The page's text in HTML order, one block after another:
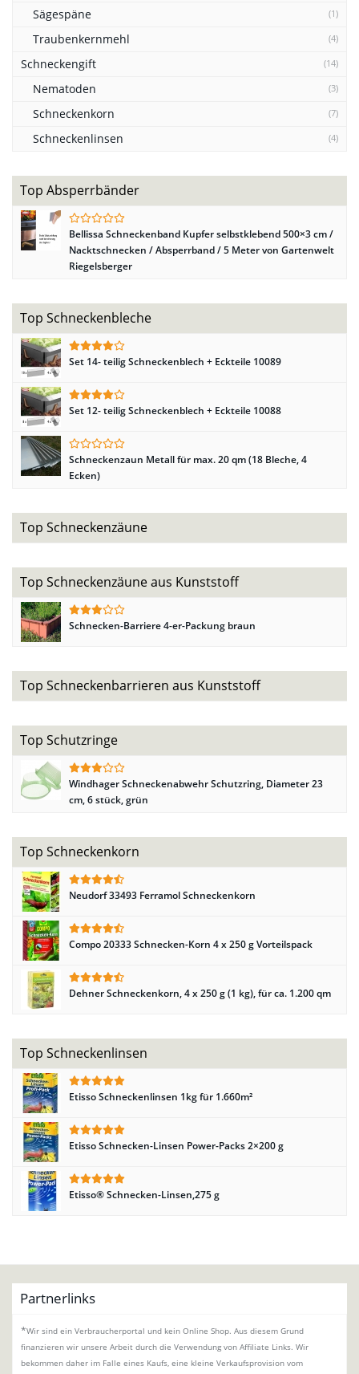
Sägespäne (1)
Traubenkernmehl (4)
Schneckengift (14)
Nematoden (3)
Schneckenkorn (7)
Schneckenlinsen (4)
Top Absperrbänder
Bellissa Schneckenband Kupfer selbstklebend 500×3 cm /
Nacktschnecken / Absperrband / 5 Meter von Gartenwelt
Riegelsberger
Top Schneckenbleche
Set 14- teilig Schneckenblech + Eckteile 10089
Set 12- teilig Schneckenblech + Eckteile 10088
Schneckenzaun Metall für max. 20 qm (18 Bleche, 4
Ecken)
Top Schneckenzäune
Top Schneckenzäune aus Kunststoff
Schnecken-Barriere 4-er-Packung braun
Top Schneckenbarrieren aus Kunststoff
Top Schutzringe
Windhager Schneckenabwehr Schutzring, Diameter 23
cm, 6 stück, grün
Top Schneckenkorn
Neudorf 33493 Ferramol Schneckenkorn
Compo 20333 Schnecken-Korn 4 x 250 g Vorteilspack
Dehner Schneckenkorn, 4 x 250 g (1 kg), für ca. 1.200 qm
Top Schneckenlinsen
Etisso Schneckenlinsen 1kg für 1.660m²
Etisso Schnecken-Linsen Power-Packs 2×200 g
Etisso® Schnecken-Linsen,275 g
Partnerlinks
*Wir sind ein Verbraucherportal und kein Online Shop. Aus diesem Grund
finanzieren wir unsere Arbeit durch die Verwendung von Affiliate Links. Wir
bekommen daher im Falle eines Kaufs, eine kleine Verkaufsprovision vom